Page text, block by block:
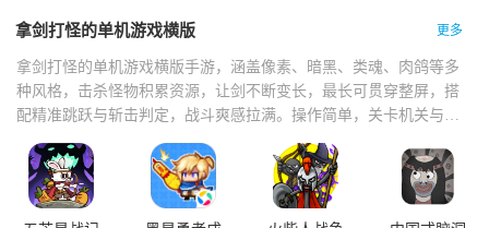
拿剑打怪的单机游戏横版 更多
拿剑打怪的单机游戏横版手游，涵盖像素、暗黑、类魂、肉鸽等多
种风格，击杀怪物积累资源，让剑不断变长，最长可贯穿整屏，搭
配精准跳跃与斩击判定，战斗爽感拉满。操作简单，关卡机关与怪
持多人联机。